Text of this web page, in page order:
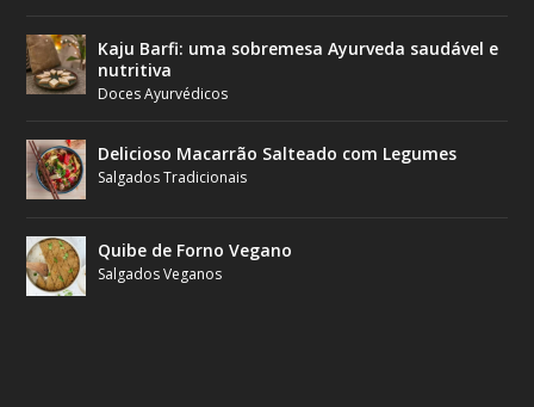
Kaju Barfi: uma sobremesa Ayurveda saudável e
nutritiva
Doces Ayurvédicos
Delicioso Macarrão Salteado com Legumes
Salgados Tradicionais
Quibe de Forno Vegano
Salgados Veganos